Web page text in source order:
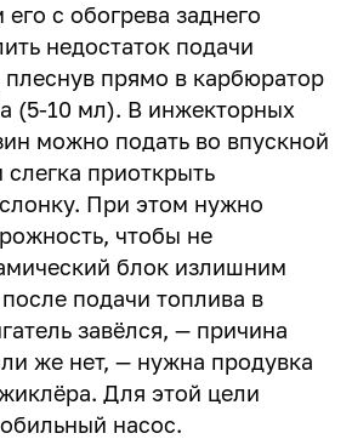
с обогрева заднего
недостаток подачи
прямо в карбюратор
(5-10 мл). В инжекторных
можно подать во впускной
слегка приоткрыть
При этом нужно
чтобы не
блок излишним
подачи топлива в
завёлся, — причина
же нет, — нужна продувка
Для этой цели
насос.